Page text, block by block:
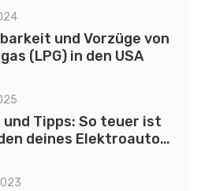
und Vorzüge von
(LPG) in den USA
und Tipps: So teuer ist
deines Elektroautos